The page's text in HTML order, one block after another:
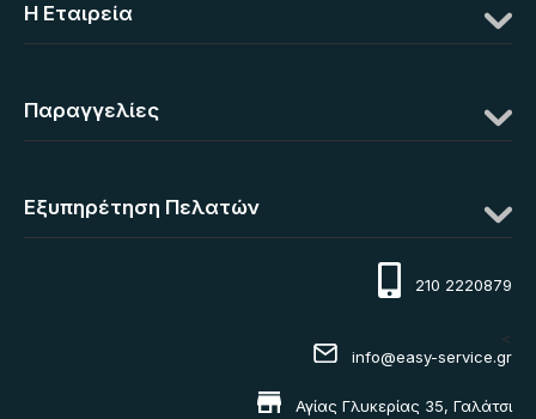
Η Eταιρεία
Παραγγελίες
Εξυπηρέτηση Πελατών
210 2220879
<
info@easy-service.gr
Αγίας Γλυκερίας 35, Γαλάτσι